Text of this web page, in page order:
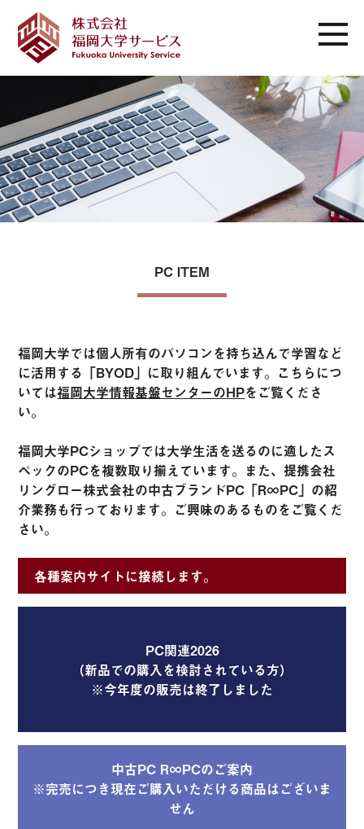
PC ITEM
福岡大学では個人所有のパソコンを持ち込んで学習など
に活用する「BYOD」に取り組んでいます。こちらにつ
いては福岡大学情報基盤センターのHPをご覧くださ
い。
福岡大学PCショップでは大学生活を送るのに適したス
ペックのPCを複数取り揃えています。また、提携会社
リングロー株式会社の中古ブランドPC「R∞PC」の紹
介業務も行っております。ご興味のあるものをご覧くだ
さい。
各種案内サイトに接続します。
PC関連2026
（新品での購入を検討されている方）
※今年度の販売は終了しました
中古PC R∞PCのご案内
※完売につき現在ご購入いただける商品はございま
せん